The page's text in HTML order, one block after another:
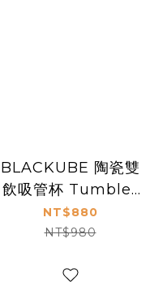
BLACKUBE 陶瓷雙
飲吸管杯 Tumbler
600ml - 燕麥牛奶
(Tritan吸管)
NT$880
NT$980